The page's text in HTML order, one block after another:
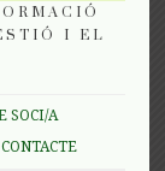
I EL
SOCI/A
CONTACTE